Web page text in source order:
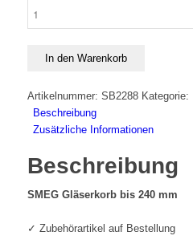
Menge
In den Warenkorb
Artikelnummer: SB2288 Kategorie:
Beschreibung
Zusätzliche Informationen
Beschreibung
SMEG Gläserkorb bis 240 mm
✓ Zubehörartikel auf Bestellung